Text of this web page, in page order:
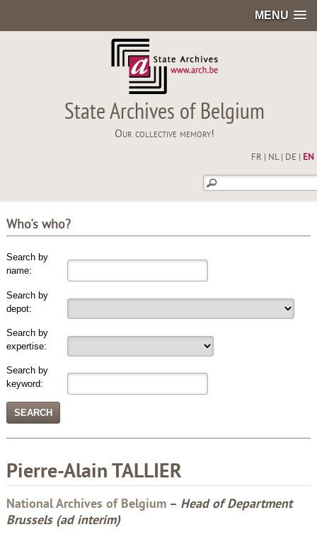
MENU
State Archives of Belgium
Our collective memory!
FR NL| DE EN
Who's who?
Search by
name:
Search by
depot:
Search by
expertise:
Search by
keyword:
Pierre-AlainTALLIER
National Archives of Belgium– Head of Department
Brussels (ad interim)